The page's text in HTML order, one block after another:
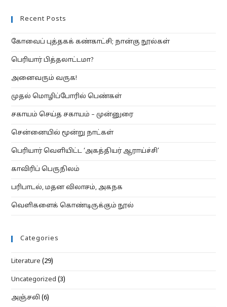
Recent Posts
கோவைப் புத்தகக் கண்காட்சி; நான்கு நூல்கள்
பெரியார் பித்தலாட்டமா?
அனைவரும் வருக!
முதல் மொழிப்போரில் பெண்கள்
சகாயம் செய்த சகாயம் – முன்னுரை
சென்னையில் மூன்று நாட்கள்
பெரியார் வெளியிட்ட ‘அகத்தியர் ஆராய்ச்சி’
காவிரிப் பெருநிலம்
பரிபாடல், மதன விலாசம், அகநக
வெளிகளைக் கொண்டிருக்கும் நூல்
Categories
Literature (29)
Uncategorized (3)
அஞ்சலி (6)